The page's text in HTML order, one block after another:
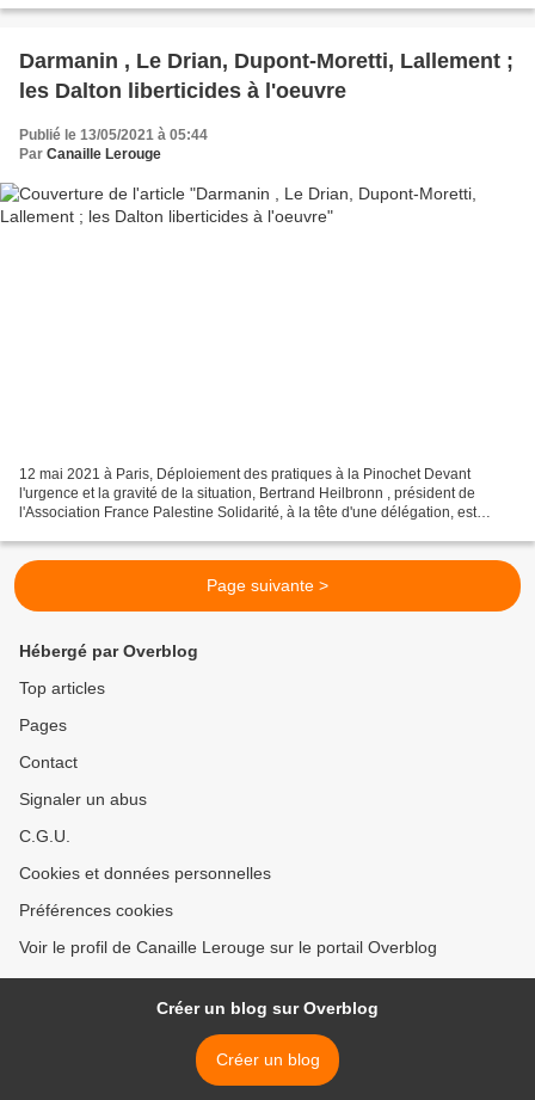
Darmanin , Le Drian, Dupont-Moretti, Lallement ;
les Dalton liberticides à l'oeuvre
Publié le 13/05/2021 à 05:44
Par Canaille Lerouge
12 mai 2021 à Paris, Déploiement des pratiques à la Pinochet Devant
l'urgence et la gravité de la situation, Bertrand Heilbronn , président de
l'Association France Palestine Solidarité, à la tête d'une délégation, est
Page suivante >
Hébergé par Overblog
Top articles
Pages
Contact
Signaler un abus
C.G.U.
Cookies et données personnelles
Préférences cookies
Voir le profil de Canaille Lerouge sur le portail Overblog
Créer un blog sur Overblog
Créer un blog